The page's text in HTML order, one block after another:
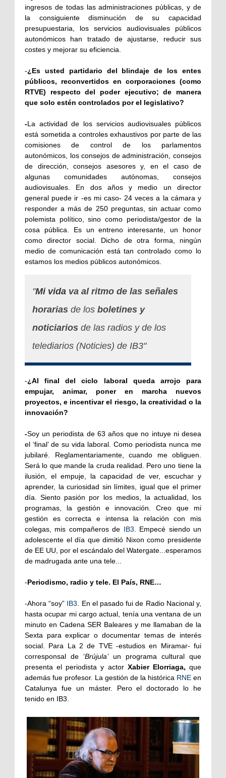
ingresos de todas las administraciones públicas, y de
la consiguiente disminución de su capacidad
presupuestaria, los servicios audiovisuales públicos
autonómicos han tratado de ajustarse, reducir sus
costes y mejorar su eficiencia.
-¿Es usted partidario del blindaje de los entes
públicos, reconvertidos en corporaciones (como
RTVE) respecto del poder ejecutivo; de manera
que solo estén controlados por el legislativo?
-La actividad de los servicios audiovisuales públicos
está sometida a controles exhaustivos por parte de las
comisiones de control de los parlamentos
autonómicos, los consejos de administración, consejos
de dirección, consejos asesores y, en el caso de
algunas comunidades autónomas, consejos
audiovisuales. En dos años y medio un director
general puede ir -es mi caso- 24 veces a la cámara y
responder a más de 250 preguntas, sin actuar como
polemista político, sino como periodista/gestor de la
cosa pública. Es un entreno interesante, un honor
como director social. Dicho de otra forma, ningún
medio de comunicación está tan controlado como lo
estamos los medios públicos autonómicos.
"Mi vida va al ritmo de las señales
horarias de los boletines y
noticiarios de las radios y de los
telediarios (Noticies) de IB3"
-¿Al final del ciclo laboral queda arrojo para
empujar, animar, poner en marcha nuevos
proyectos, e incentivar el riesgo, la creatividad o la
innovación?
-Soy un periodista de 63 años que no intuye ni desea
el ‘final’ de su vida laboral. Como periodista nunca me
jubilaré. Reglamentariamente, cuando me obliguen.
Será lo que mande la cruda realidad. Pero uno tiene la
ilusión, el empuje, la capacidad de ver, escuchar y
aprender, la curiosidad sin límites, igual que el primer
día. Siento pasión por los medios, la actualidad, los
programas, la gestión e innovación. Creo que mi
gestión es correcta e intensa la relación con mis
colegas, mis compañeros de IB3 . Empecé siendo un
adolescente el día que dimitió Nixon como presidente
de EE UU, por el escándalo del Watergate...esperamos
de madrugada ante una tele...
-Periodismo, radio y tele. El País, RNE…
-Ahora “soy” IB3 . En el pasado fui de Radio Nacional y,
hasta ocupar mi cargo actual, tenía una ventana de un
minuto en Cadena SER Baleares y me llamaban de la
Sexta para explicar o documentar temas de interés
social. Para La 2 de TVE -estudios en Miramar- fui
corresponsal de ‘Brújula’un programa cultural que
presenta el periodista y actor Xabier Elorriaga, que
además fue profesor. La gestión de la histórica RNE en
Catalunya fue un máster. Pero el doctorado lo he
tenido en IB3.